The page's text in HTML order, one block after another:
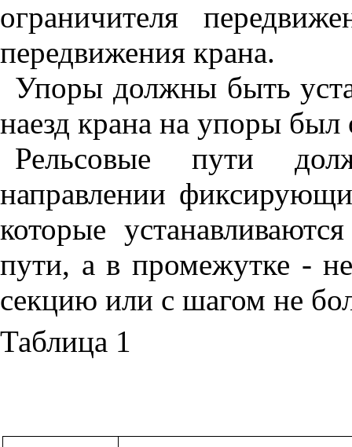
ограничителя
передвижения крана.
Упоры должны быть
наезд крана на упоры
Рельсовые пути
направлении
которые
пути, а в промежутке -
секцию или с шагом не
Таблица 1